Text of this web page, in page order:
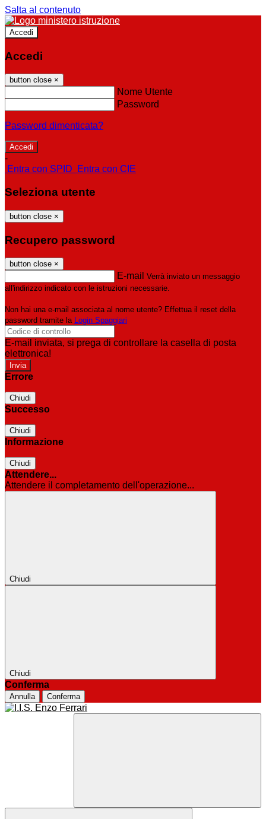
Salta al contenuto
Accedi
Accedi
button close ×
Nome Utente
Password
Password dimenticata?
-
Entra con SPID
Entra con CIE
Seleziona utente
button close ×
Recupero password
button close ×
E-mail Verrà inviato un messaggio
all'indirizzo indicato con le istruzioni necessarie.
Non hai una e-mail associata al nome utente? Effettua il reset della
password tramite la Login Spaggiari
E-mail inviata, si prega di controllare la casella di posta
elettronica!
Errore
Chiudi
Successo
Chiudi
Informazione
Chiudi
Attendere...
Attendere il completamento dell'operazione...
Chiudi
Chiudi
Conferma
Annulla Conferma